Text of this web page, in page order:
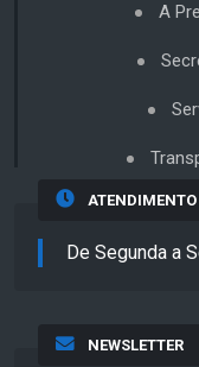
A
ATENDIMENTO
De Segunda a
NEWSLETTER